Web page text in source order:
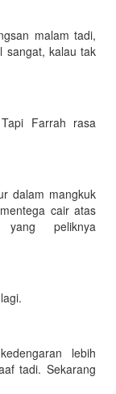
malam tadi,
sangat, kalau tak
Farrah rasa
dalam mangkuk
cair atas
peliknya
lebih
tadi. Sekarang